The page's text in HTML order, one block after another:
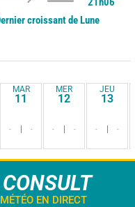
croissant de Lune
MAR
11
- -
MER
12
- -
JEU
13
- -
CONSULT
MÉTÉO EN DIRECT